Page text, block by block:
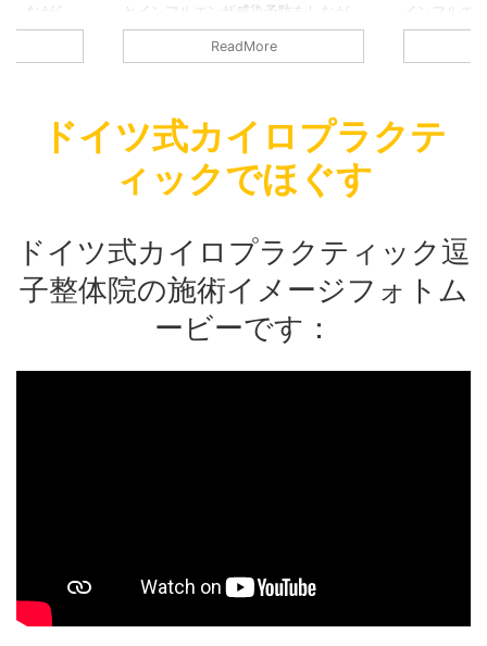
しながら、
お店です
がけており
も時間の
お願いして
必ずマス
とインフルエンザ感染予防をしなが
ら、営業しております。 小さなお店
ですので、継続的に換気をしていま
す。しっかりクーラーを利用して換気
しつつも適温を提供できるように心が
けております。 施術を受ける方の間
も時間の間隔を十分あけております。
消毒を徹底しています。 そして：施
スクの着用：施術を受ける方にもお願
いしております。 施術をす …
ReadMore
インフルエ
営業してお
適温を提供
ます。 施
着用：施術
おります。
ドイツ式カイロプラクテ
ィックでほぐす
ドイツ式カイロプラクティック逗
子整体院の施術イメージフォトム
ービーです：